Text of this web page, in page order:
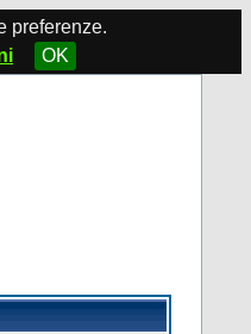
preferenze.
OK